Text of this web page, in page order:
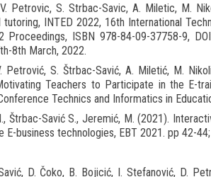
Petrovic, S. Strbac-Savic, A. Miletic, M.
tutoring, INTED 2022, 16th International
Proceedings, ISBN 978-84-09-37758-9,
8th March, 2022.
Petrović, S. Štrbac-Savić, A. Miletić, M.
Teachers to Participate in the E-
Technics and Informatics in
Štrbac-Savić S., Jeremić, M. (2021).
E-business technologies, EBT 2021. pp 42-44;
D. Čoko, B. Bojicić, I. Stefanović, D.